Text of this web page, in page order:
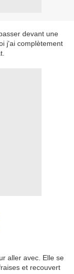
devant une
j'ai complètement
aller avec. Elle se
et recouvert